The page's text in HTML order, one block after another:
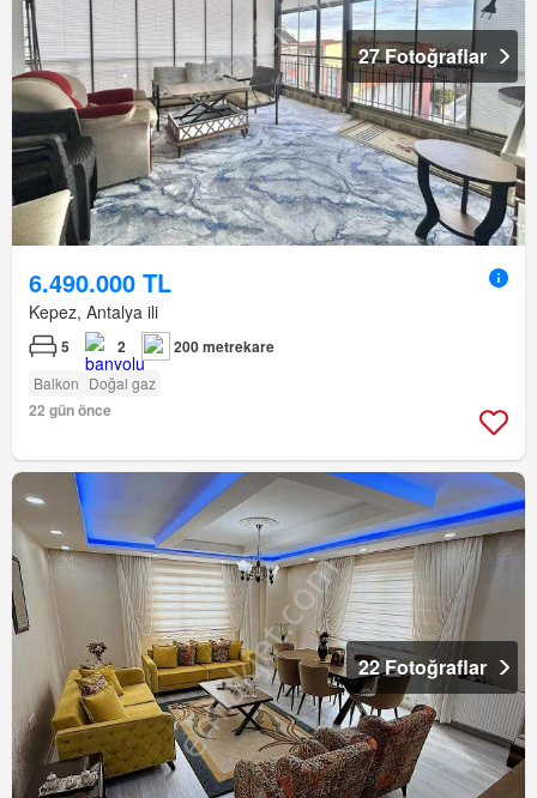
27 Fotoğraflar
6.490.000 TL
Kepez, Antalya ili
5 2 200 metrekare
Balkon Doğal gaz
22 gün önce
22 Fotoğraflar